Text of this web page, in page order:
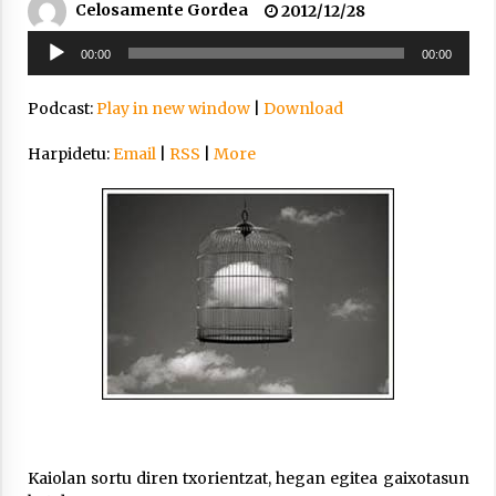
2021/11/25
eta ondoren zer?
2021/11/12
Arrosaren IX. Topaketak – Mila
esker guztioi!
Celosamente Gordea
2012/12/28
Soinu
erreproduzigailua
00:00 00:00
Podcast:Play in new window| Download
Harpidetu:Email| RSS More
Kaiolan sortu diren txorientzat, hegan egitea gaixotasun